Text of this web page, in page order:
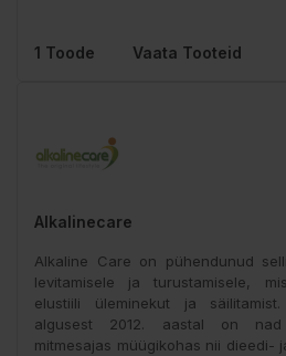
1 Toode Vaata Tooteid
Alkalinecare
Alkaline Care on pühendunud
levitamisele ja turustamisele,
elustiili üleminekut ja
algusest 2012. aastal on nad
mitmesajas müügikohas nii dieedi-